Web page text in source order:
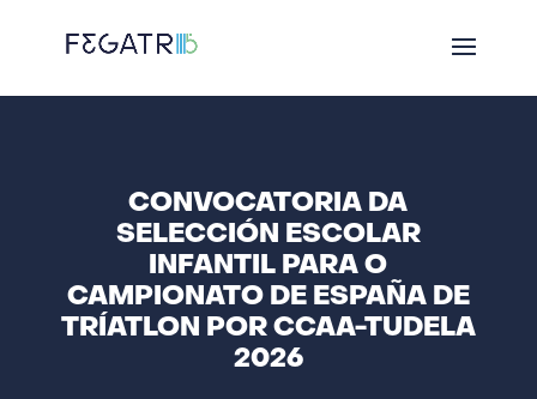
CONVOCATORIA DA
SELECCIÓN ESCOLAR
INFANTIL PARA O
CAMPIONATO DE ESPAÑA DE
TRÍATLON POR CCAA-TUDELA
2026